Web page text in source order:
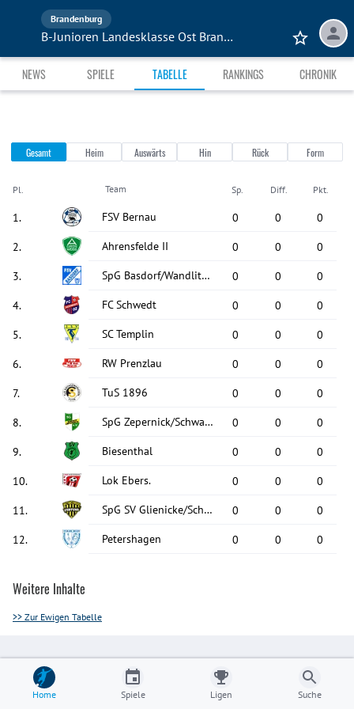
Brandenburg
B-Junioren Landesklasse Ost Brandenburg
NEWS SPIELE TABELLE RANKINGS CHRONIK
Gesamt Heim Auswärts Hin Rück Form
Pl. Team Sp. Diff. Pkt.
1. FSV Bernau 0 0 0
2. Ahrensfelde II 0 0 0
3. SpG Basdorf/Wandlitz/Klosterfelde 0 0 0
4. FC Schwedt 0 0 0
5. SC Templin 0 0 0
6. RW Prenzlau 0 0 0
7. TuS 1896 0 0 0
8. SpG Zepernick/Schwanebeck 0 0 0
9. Biesenthal 0 0 0
10. Lok Ebers. 0 0 0
11. SpG SV Glienicke/Schildow/BSC Glienicke 0 0 0
12. Petershagen 0 0 0
Weitere Inhalte
>> Zur Ewigen Tabelle
Home Spiele Ligen Suche